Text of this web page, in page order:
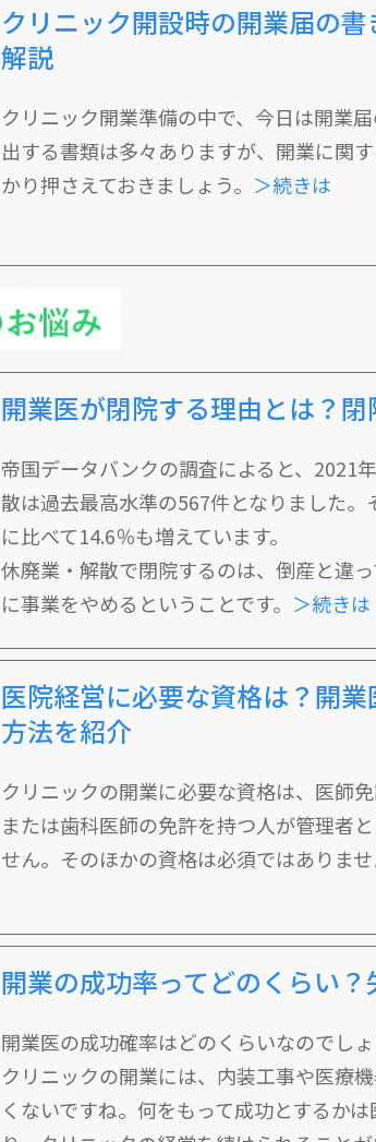
クリニック開設時の開業届の
解説
クリニック開業準備の中で、今日は開業
出する書類は多々ありますが、開業に関
かり押さえておきましょう。 ＞続きは
開業医が閉院する理由とは？
帝国データバンクの調査によると、2021
散は過去最高水準の567件となりました
に比べて14.6％も増えています。
休廃業・解散で閉院するのは、倒産と違
に事業をやめるということです。 ＞続きは
医院経営に必要な資格は？開
方法を紹介
クリニックの開業に必要な資格は、医師
または歯科医師の免許を持つ人が管理者
せん。そのほかの資格は必須ではありま
開業の成功率ってどのくらい
開業医の成功確率はどのくらいなのでしょ
クリニックの開業には、内装工事や医療
くないですね。何をもって成功とするか